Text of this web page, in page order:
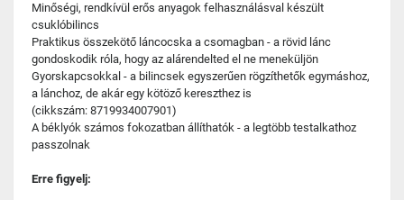
Minőségi, rendkívül erős anyagok felhasználásval készült
csuklóbilincs
Praktikus összekötő láncocska a csomagban - a rövid lánc
gondoskodik róla, hogy az alárendelted el ne meneküljön
Gyorskapcsokkal - a bilincsek egyszerűen rögzíthetők egymáshoz,
a lánchoz, de akár egy kötöző kereszthez is
(cikkszám: 8719934007901)
A béklyók számos fokozatban állíthatók - a legtöbb testalkathoz
passzolnak
Erre figyelj: